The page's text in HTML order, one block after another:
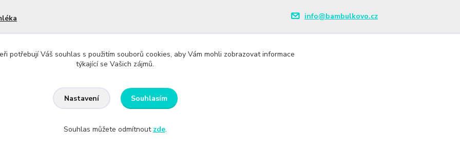
info@bambulkovo.cz
potřebují Váš souhlas s použitím souborů cookies, aby Vám mohli zobrazovat informace
týkající se Vašich zájmů.
Nastavení Souhlasím
Souhlas můžete odmítnout zde.